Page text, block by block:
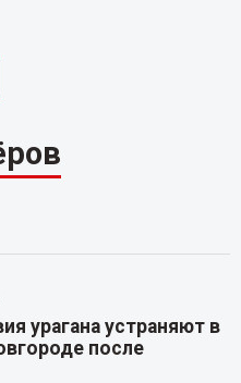
урагана устраняют в
после